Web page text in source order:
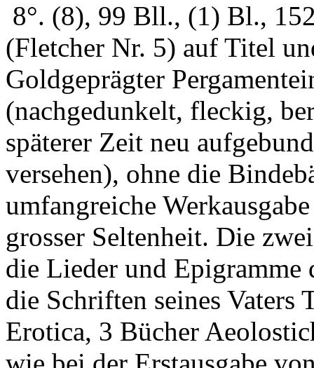
8°. (8), 99 Bll., (1) Bl.,
(Fletcher Nr. 5) auf Titel
Goldgeprägter
(nachgedunkelt, fleckig,
späterer Zeit neu
versehen), ohne die
umfangreiche
grosser Seltenheit. Die
die Lieder und Epigramme
die Schriften seines Vaters
Erotica, 3 Bücher